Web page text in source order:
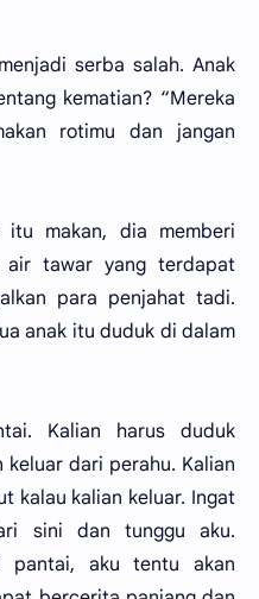
serba salah. Anak
kematian? “Mereka
rotimu dan jangan
makan, dia memberi
air tawar yang terdapat
para penjahat tadi.
anak itu duduk di dalam
Kalian harus duduk
keluar dari perahu. Kalian
kalau kalian keluar. Ingat
sini dan tunggu aku.
pantai, aku tentu akan